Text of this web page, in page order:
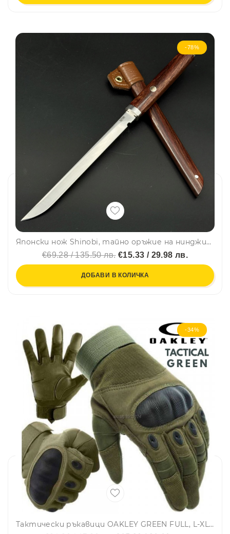
-78%
Японски нож Shinobi, тайно оръжие на нинджите, инструментална стомана M390, кания палисандър
€69.28 / 135.50 лв.€15.33 / 29.98 лв.
ДОБАВИ В КОЛИЧКА
-34%
Тактически ръкавици OAKLEY GREEN FULL, L-XL - за спорт, лов, туризъм , мотоциклетизъм, патрул и бой